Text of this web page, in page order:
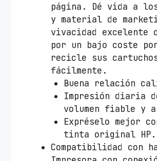
página. Dé vida a los
y material de
vivacidad excelente
por un bajo coste
recicle sus
fácilmente.
Buena relación
Impresión diaria
volumen fiable y
Expréselo mejor
tinta original HP.
Compatibilidad con